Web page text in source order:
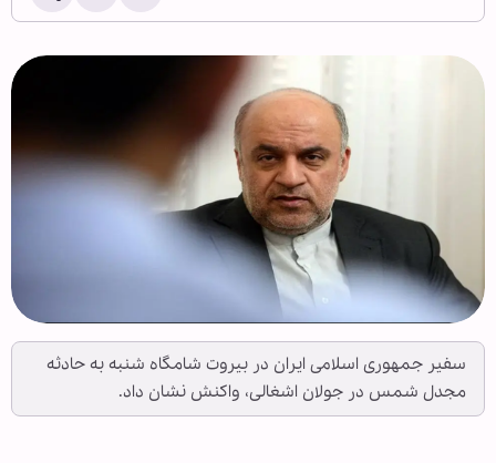
سفیر جمهوری اسلامی ایران در بیروت شامگاه شنبه به حادثه
مجدل شمس در جولان اشغالی، واکنش نشان داد.